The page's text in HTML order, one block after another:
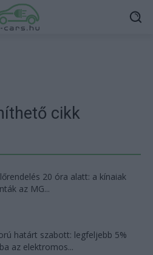
cikk
20 óra alatt: a kínaiak
az MG...
határt szabott: legfeljebb 5%
az elektromos...